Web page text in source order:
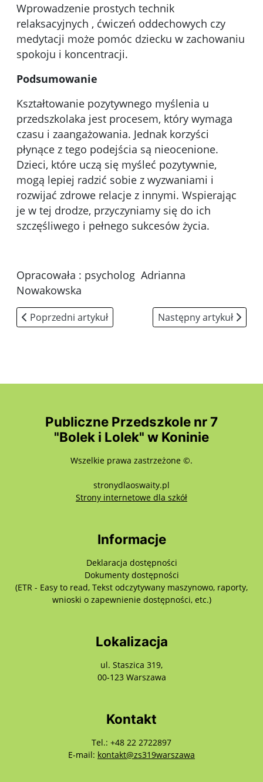
Wprowadzenie prostych technik
relaksacyjnych , ćwiczeń oddechowych czy
medytacji może pomóc dziecku w zachowaniu
spokoju i koncentracji.
Podsumowanie
Kształtowanie pozytywnego myślenia u
przedszkolaka jest procesem, który wymaga
czasu i zaangażowania. Jednak korzyści
płynące z tego podejścia są nieocenione.
Dzieci, które uczą się myśleć pozytywnie,
mogą lepiej radzić sobie z wyzwaniami i
rozwijać zdrowe relacje z innymi. Wspierając
je w tej drodze, przyczyniamy się do ich
szczęśliwego i pełnego sukcesów życia.
Opracowała : psycholog Adrianna
Nowakowska
Poprzedni artykuł: Telefon wsparcia dla dzieci i
Poprzedni artykuł Następny artykuł:
Następny artykuł
Publiczne Przedszkole nr 7
"Bolek i Lolek" w Koninie
Wszelkie prawa zastrzeżone ©.
stronydlaoswaity.pl
Strony internetowe dla szkółotwiera się w
Informacje
Deklaracja dostępności
Dokumenty dostępności
(ETR - Easy to read, Tekst odczytywany maszynowo, raporty,
wnioski o zapewnienie dostępności, etc.)
Lokalizacja
ul. Staszica 319,
00-123 Warszawa
Kontakt
Tel.: +48 22 2722897
E-mail: kontakt@zs319warszawa